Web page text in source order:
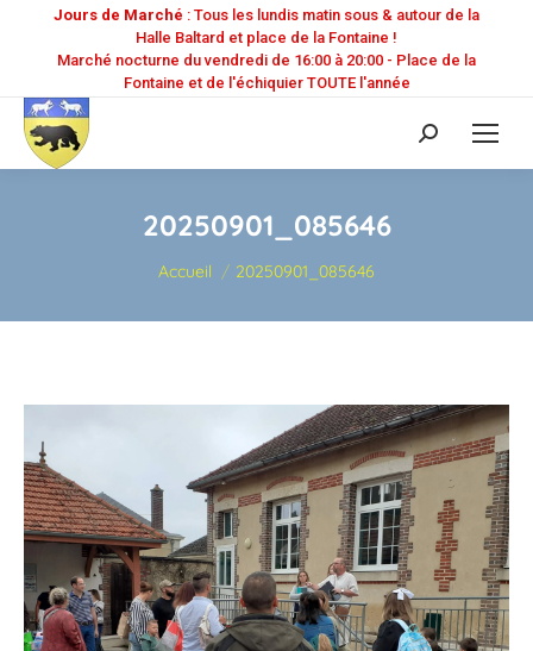
Jours de Marché : Tous les lundis matin sous & autour de la
Halle Baltard et place de la Fontaine !
Marché nocturne du vendredi de 16:00 à 20:00 - Place de la
Fontaine et de l'échiquier TOUTE l'année
Recherche
:
20250901_085646
Vous êtes ici :
Accueil 20250901_085646